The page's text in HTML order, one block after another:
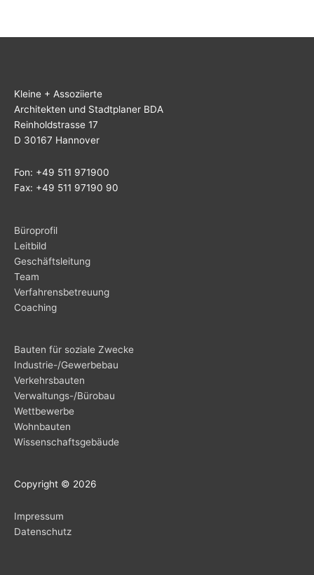
Klei­ne + Assoziierte
Archi­tek­ten und Stadt­pla­ner BDA
Rein­hold­stras­se 17
D 30167 Hannover
Fon: +49 511 971900
Fax: +49 511 97190 90
Büro­pro­fil
Leit­bild
Geschäfts­lei­tung
Team
Ver­fah­rens­be­treu­ung
Coa­ching
Bau­ten für sozia­le Zwecke
Indus­trie-/Ge­wer­be­bau
Ver­kehrs­bau­ten
Ver­wal­tungs-/Bü­ro­bau
Wett­be­wer­be
Wohn­bau­ten
Wis­sen­schafts­ge­bäu­de
Copy­right © 2026
Impres­sum
Daten­schutz